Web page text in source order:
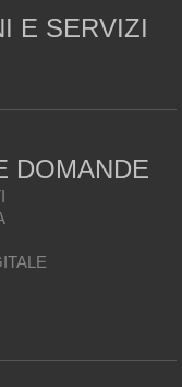
E SERVIZI
DOMANDE